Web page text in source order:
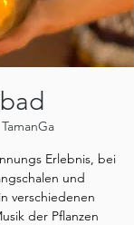
TamanGa
Erlebnis, bei
und
verschiedenen
der Pflanzen